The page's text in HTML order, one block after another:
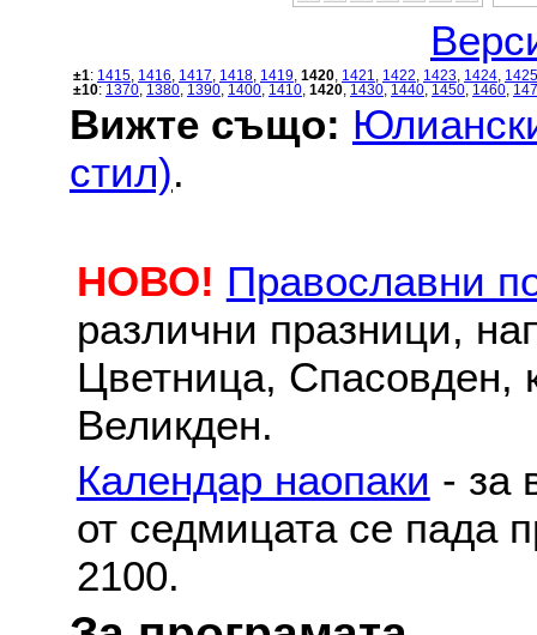
±1: 1415 1416 1417 1418 1419 1420 1421 1422 1423 1424 1425
±10: 1370 1380 1390 1400 1410 1420 1430 1440 1450 1460
Вижте също:
стил).
НОВО! Православни
различни празници,
Цветница, Спасовден,
Великден.
Календар наопаки - за
от седмицата се пада
2100.